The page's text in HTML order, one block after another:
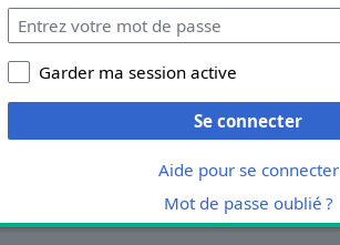
Garder ma session active
Se connecter
Aide pour se connecter
Mot de passe oublié ?